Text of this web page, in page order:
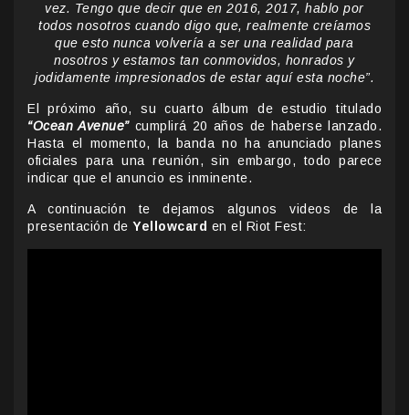
vez. Tengo que decir que en 2016, 2017, hablo por
todos nosotros cuando digo que, realmente creíamos
que esto nunca volvería a ser una realidad para
nosotros y estamos tan conmovidos, honrados y
jodidamente impresionados de estar aquí esta noche”.
El próximo año, su cuarto álbum de estudio titulado
“Ocean Avenue”cumplirá 20 años de haberse lanzado.
Hasta el momento, la banda no ha anunciado planes
oficiales para una reunión, sin embargo, todo parece
indicar que el anuncio es inminente.
A continuación te dejamos algunos videos de la
presentación de Yellowcard en el Riot Fest: